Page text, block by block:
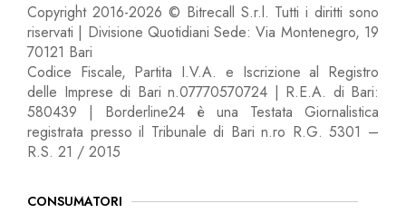
Copyright 2016-2026 © Bitrecall S.r.l. Tutti i diritti sono
riservati | Divisione Quotidiani Sede: Via Montenegro, 19
70121 Bari
Codice Fiscale, Partita I.V.A. e Iscrizione al Registro
delle Imprese di Bari n.07770570724 | R.E.A. di Bari:
580439 | Borderline24 è una Testata Giornalistica
registrata presso il Tribunale di Bari n.ro R.G. 5301 –
R.S. 21 / 2015
CONSUMATORI